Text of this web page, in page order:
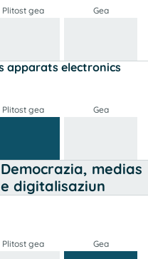
Plitost gea Gea
apparats electronics
Plitost gea Gea
Democrazia, medias
e digitalisaziun
Plitost gea Gea